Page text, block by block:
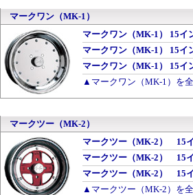
マークワン（MK-1）
マークワン（MK-1） 15
マークワン（MK-1） 15
マークワン（MK-1） 15
▲マークワン（MK-1）を
マークツー（MK-2）
マークツー（MK-2） 15
マークツー（MK-2） 15
マークツー（MK-2） 15
▲マークツー（MK-2）を